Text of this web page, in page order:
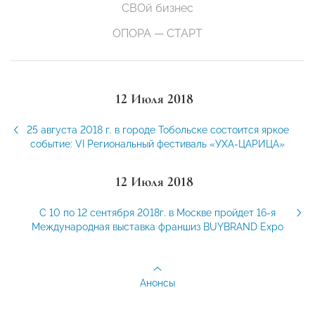
СВОй бизнес
ОПОРА — СТАРТ
12 Июля 2018
25 августа 2018 г. в городе Тобольске состоится яркое
событие: VI Региональный фестиваль «УХА-ЦАРИЦА»
12 Июля 2018
С 10 по 12 сентября 2018г. в Москве пройдет 16-я
Международная выставка франшиз BUYBRAND Expo
Анонсы